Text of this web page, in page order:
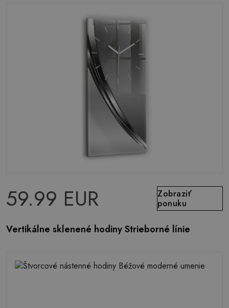
59.99 EUR
Zobraziť
ponuku
Vertikálne sklenené hodiny Strieborné línie